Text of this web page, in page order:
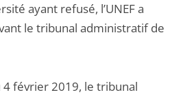
ayant refusé, l’UNEF a
le tribunal administratif de
février 2019, le tribunal